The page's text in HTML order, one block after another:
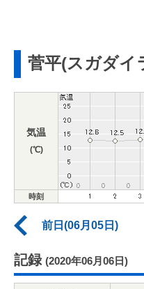
菅平(スガダイ
気温
(℃)
時刻
前日(06月05日)
記録 (2020年06月06日)